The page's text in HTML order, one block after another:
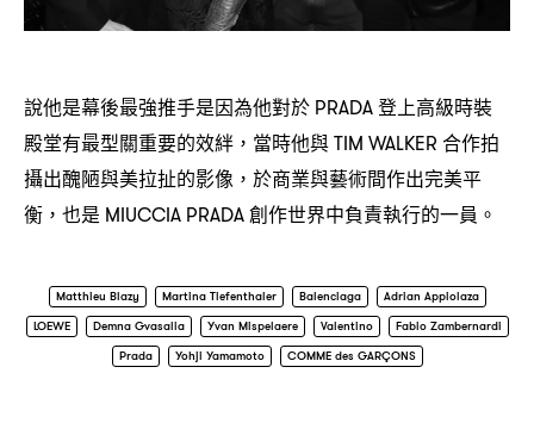
說他是幕後最強推手是因為他對於 PRADA登上高級時裝
殿堂有最型關重要的效絆 ， 當時他與TIM WALKER 合作拍
攝出醜陋與美拉扯的影像 ， 於商業與藝術間作出完美平
衡 ， 也是 MIUCCIA PRADA創作世界中負責執行的一員。
Matthieu Blazy Martina Tiefenthaler Balenciaga
Adrian Appiolaza
LOEWE
Demna Gvasalia Yvan Mispelaere Valentino
Fabio Zambernardi
Prada
Yohji Yamamoto COMME des GARÇONS